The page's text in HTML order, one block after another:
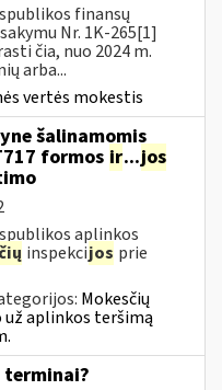
finansų
Nr. 1K-265[1]
čia, nuo 2024 m.
arba...
vertės mokestis
šalinamomis
formos ir...jos
aplinkos
inspekcijos prie
Mokesčių
už aplinkos teršimą
terminai?